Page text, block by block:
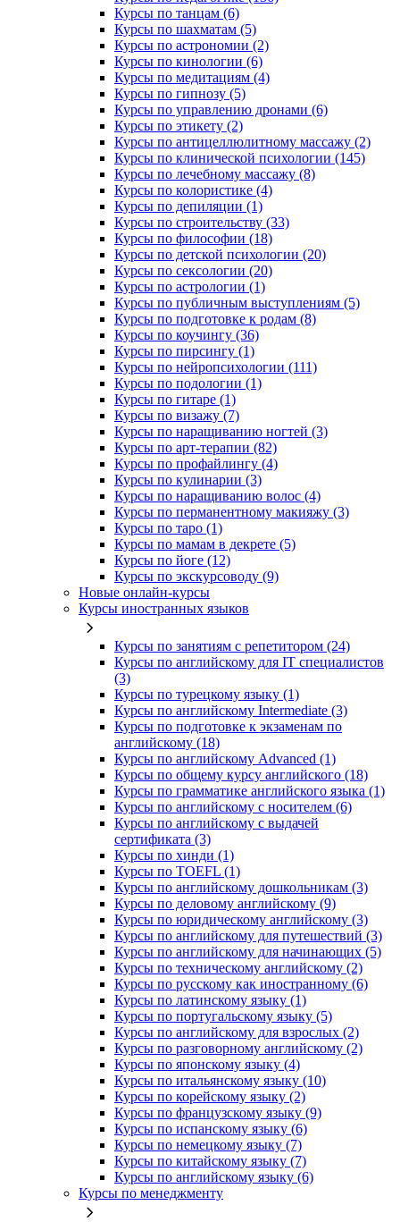
Курсы по танцам (6)
Курсы по шахматам (5)
Курсы по астрономии (2)
Курсы по кинологии (6)
Курсы по медитациям (4)
Курсы по гипнозу (5)
Курсы по управлению дронами (6)
Курсы по этикету (2)
Курсы по антицеллюлитному массажу (2)
Курсы по клинической психологии (145)
Курсы по лечебному массажу (8)
Курсы по колористике (4)
Курсы по депиляции (1)
Курсы по строительству (33)
Курсы по философии (18)
Курсы по детской психологии (20)
Курсы по сексологии (20)
Курсы по астрологии (1)
Курсы по публичным выступлениям (5)
Курсы по подготовке к родам (8)
Курсы по коучингу (36)
Курсы по пирсингу (1)
Курсы по нейропсихологии (111)
Курсы по подологии (1)
Курсы по гитаре (1)
Курсы по визажу (7)
Курсы по наращиванию ногтей (3)
Курсы по арт-терапии (82)
Курсы по профайлингу (4)
Курсы по кулинарии (3)
Курсы по наращиванию волос (4)
Курсы по перманентному макияжу (3)
Курсы по таро (1)
Курсы по мамам в декрете (5)
Курсы по йоге (12)
Курсы по экскурсоводу (9)
Новые онлайн‑курсы
Курсы иностранных языков
Курсы по занятиям с репетитором (24)
Курсы по английскому для IT специалистов
(3)
Курсы по турецкому языку (1)
Курсы по английскому Intermediate (3)
Курсы по подготовке к экзаменам по
английскому (18)
Курсы по английскому Advanced (1)
Курсы по общему курсу английского (18)
Курсы по грамматике английского языка (1)
Курсы по английскому с носителем (6)
Курсы по английскому с выдачей
сертификата (3)
Курсы по хинди (1)
Курсы по TOEFL (1)
Курсы по английскому дошкольникам (3)
Курсы по деловому английскому (9)
Курсы по юридическому английскому (3)
Курсы по английскому для путешествий (3)
Курсы по английскому для начинающих (5)
Курсы по техническому английскому (2)
Курсы по русскому как иностранному (6)
Курсы по латинскому языку (1)
Курсы по португальскому языку (5)
Курсы по английскому для взрослых (2)
Курсы по разговорному английскому (2)
Курсы по японскому языку (4)
Курсы по итальянскому языку (10)
Курсы по корейскому языку (2)
Курсы по французскому языку (9)
Курсы по испанскому языку (6)
Курсы по немецкому языку (7)
Курсы по китайскому языку (7)
Курсы по английскому языку (6)
Курсы по менеджменту